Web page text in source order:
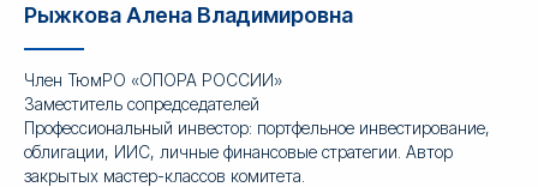
Рыжкова Алена Владимировна
Член ТюмРО «ОПОРА РОССИИ»
Заместитель сопредседателей
Профессиональный инвестор: портфельное инвестирование,
облигации, ИИС, личные финансовые стратегии. Автор
закрытых мастер-классов комитета.